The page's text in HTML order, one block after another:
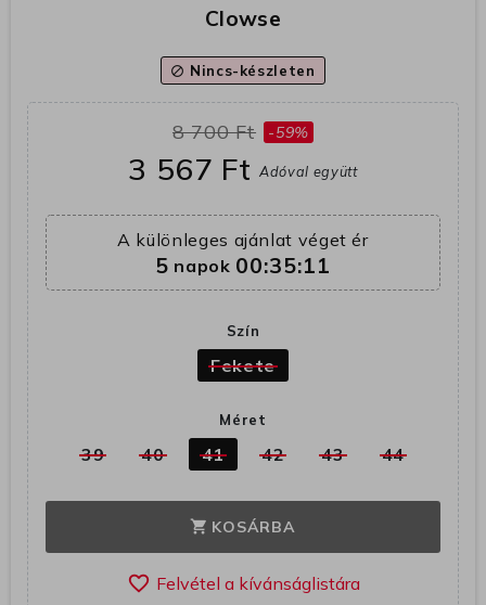
Clowse
block Nincs-készleten
8 700 Ft -59%
3 567 FtAdóval együtt
A különleges ajánlat véget ér
5 napok 00:35:11
Szín
Fekete
Méret
39 40 41 42 43 44
shopping_cart KOSÁRBA
favorite_border